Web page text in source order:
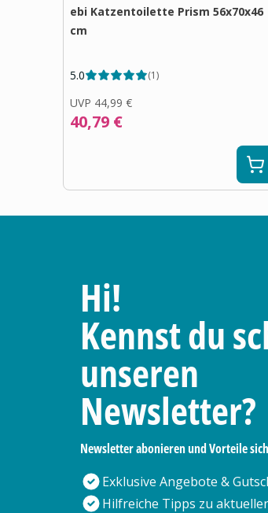
ebi Katzentoilette Prism 56x70x46
cm
5.0 (1)
UVP 44,99 €
40,79 €
Hi!
Kennst du
unseren
Newsletter?
Newsletter abonieren und Vorteile
Exklusive Angebote &
Hilfreiche Tipps zu